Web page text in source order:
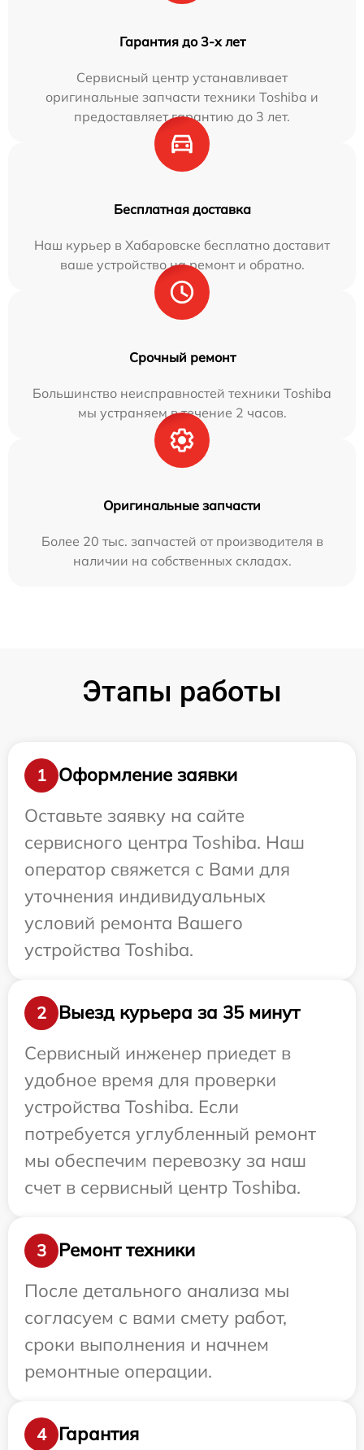
Гарантия до 3-х лет
Сервисный центр устанавливает
оригинальные запчасти техники Toshiba и
предоставляет гарантию до 3 лет.
Бесплатная доставка
Наш курьер в Хабаровске бесплатно доставит
ваше устройство на ремонт и обратно.
Срочный ремонт
Большинство неисправностей техники Toshiba
мы устраняем в течение 2 часов.
Оригинальные запчасти
Более 20 тыс. запчастей от производителя в
наличии на собственных складах.
Этапы работы
1
Оформление заявки
Оставьте заявку на сайте
сервисного центра Toshiba. Наш
оператор свяжется с Вами для
уточнения индивидуальных
условий ремонта Вашего
устройства Toshiba.
2
Выезд курьера за 35 минут
Сервисный инженер приедет в
удобное время для проверки
устройства Toshiba. Если
потребуется углубленный ремонт
мы обеспечим перевозку за наш
счет в сервисный центр Toshiba.
3
Ремонт техники
После детального анализа мы
согласуем с вами смету работ,
сроки выполнения и начнем
ремонтные операции.
4 Гарантия